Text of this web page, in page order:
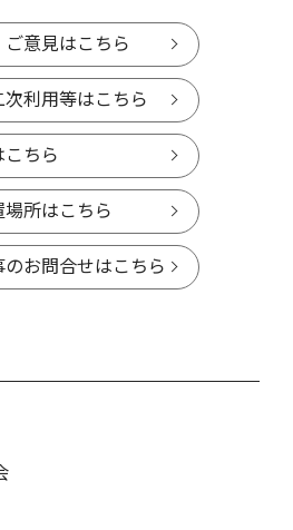
意見はこちら
次利用等はこちら
こちら
所はこちら
のお問合せはこちら